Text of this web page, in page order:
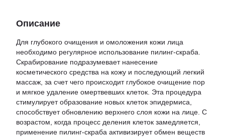
Описание
Для глубокого очищения и омоложения кожи лица
необходимо регулярное использование пилинг-скраба.
Скрабирование подразумевает нанесение
косметического средства на кожу и последующий легкий
массаж, за счет чего происходит глубокое очищение пор
и мягкое удаление омертвевших клеток. Эта процедура
стимулирует образование новых клеток эпидермиса,
способствует обновлению верхнего слоя кожи на лице. С
возрастом, когда процесс деления клеток замедляется,
применение пилинг-скраба активизирует обмен веществ